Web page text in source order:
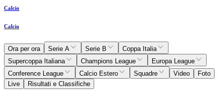
Calcio
Calcio
Ora per ora Serie A Serie B
Coppa Italia
Supercoppa Italiana
Champions League
Europa League
Conference League
Calcio Estero Squadre Video
Foto
Live
Risultati e Classifiche